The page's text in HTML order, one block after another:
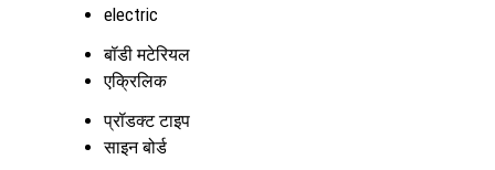
electric
बॉडी मटेरियल
एक्रिलिक
प्रॉडक्ट टाइप
साइन बोर्ड